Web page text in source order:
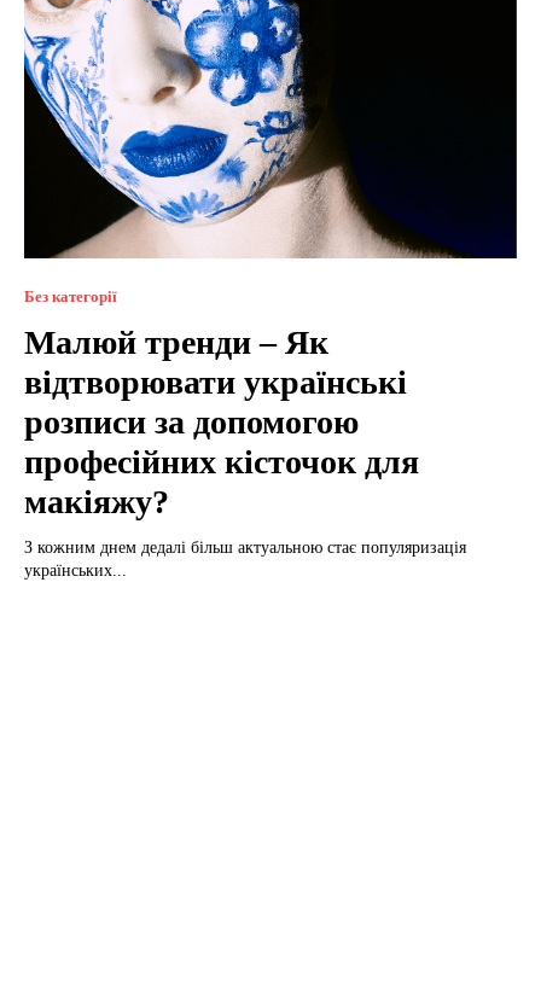
Без категорії
Малюй тренди – Як
відтворювати українські
розписи за допомогою
професійних кісточок для
макіяжу?
З кожним днем дедалі більш актуальною стає популяризація
українських...